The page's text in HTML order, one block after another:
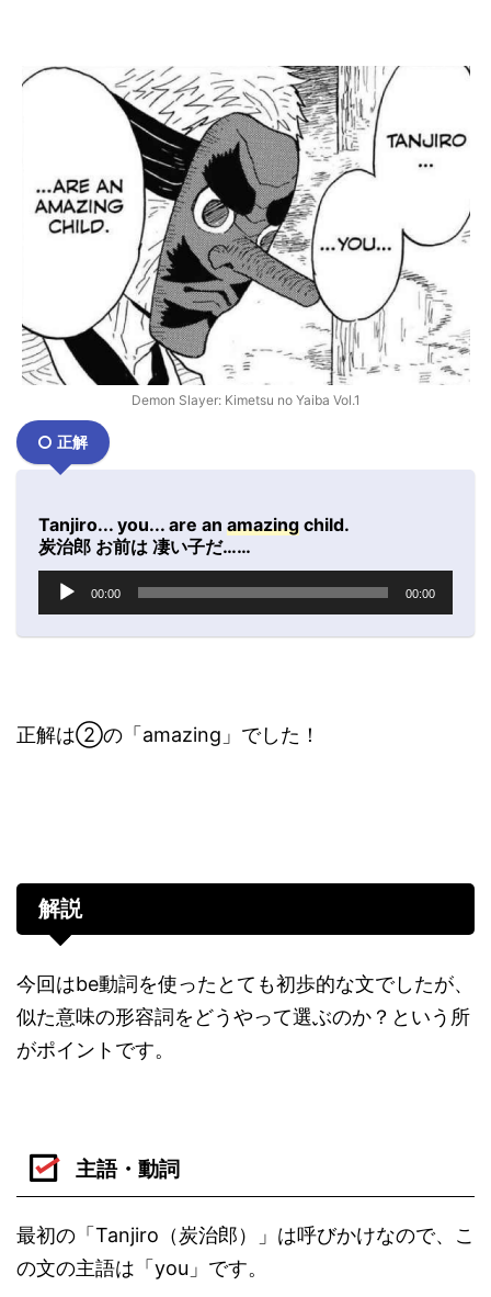
Demon Slayer: Kimetsu no Yaiba Vol.1
正解
Tanjiro... you... are an amazing child.
炭治郎 お前は 凄い子だ……
ー
00:00 00:00
正解は②の「amazing」でした！
解説
今回はbe動詞を使ったとても初歩的な文でしたが、
似た意味の形容詞をどうやって選ぶのか？という所
がポイントです。
主語・動詞
最初の「Tanjiro（炭治郎）」は呼びかけなので、こ
の文の主語は「you」です。